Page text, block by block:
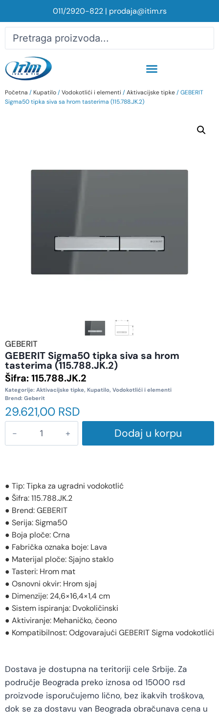
011/2920-822| prodaja@itim.rs
Početna / Kupatilo/Vodokotlići i elementi /Aktivacijske tipke/ GEBERIT
Sigma50 tipka siva sa hrom tasterima (115.788.JK.2)
GEBERIT
GEBERIT Sigma50 tipka siva sa hrom
tasterima (115.788.JK.2)
Šifra:115.788.JK.2
Kategorije: Aktivacijske tipke, Kupatilo, Vodokotlići i elementi
Brend: Geberit
29.621,00 RSD
Dodaj u korpu
● Tip: Tipka za ugradni vodokotlić
● Šifra: 115.788.JK.2
● Brend: GEBERIT
● Serija: Sigma50
● Boja ploče: Crna
● Fabrička oznaka boje: Lava
● Materijal ploče: Sjajno staklo
● Tasteri: Hrom mat
● Osnovni okvir: Hrom sjaj
● Dimenzije: 24,6×16,4×1,4 cm
● Sistem ispiranja: Dvokoličinski
● Aktiviranje: Mehaničko, čeono
● Kompatibilnost: Odgovarajući GEBERIT Sigma vodokotlići
Dostava je dostupna na teritoriji cele Srbije. Za
područje Beograda preko iznosa od 15000 rsd
proizvode isporučujemo lično, bez ikakvih troškova,
dok se za dostavu van Beograda obračunava cena u